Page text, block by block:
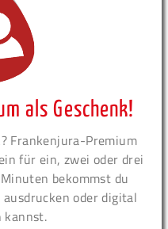
als Geschenk!
Frankenjura-Premium
für ein, zwei oder drei
bekommst du
oder digital
kannst.